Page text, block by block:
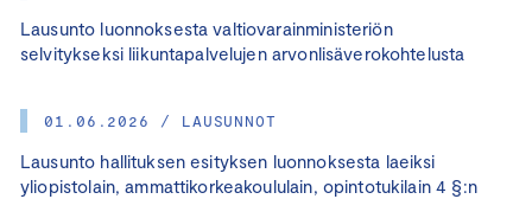
Lausunto luonnoksesta valtiovarainministeriön
selvitykseksi liikuntapalvelujen arvonlisäverokohtelusta
01.06.2026 / LAUSUNNOT
Lausunto hallituksen esityksen luonnoksesta laeiksi
yliopistolain, ammattikorkeakoululain, opintotukilain 4 §:n